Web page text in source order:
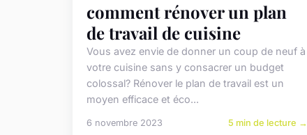
comment rénover un plan
de travail de cuisine
Vous avez envie de donner un coup de neuf à
votre cuisine sans y consacrer un budget
colossal? Rénover le plan de travail est un
moyen efficace et éco...
6 novembre 2023 5 min de lecture →